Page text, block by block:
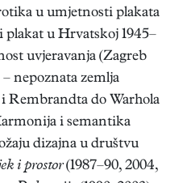
u umjetnosti plakata
u Hrvatskoj 1945–
uvjeravanja (Zagreb
nepoznata zemlja
Rembrandta do Warhola
i semantika
dizajna u društvu
i prostor(1987–90, 2004,